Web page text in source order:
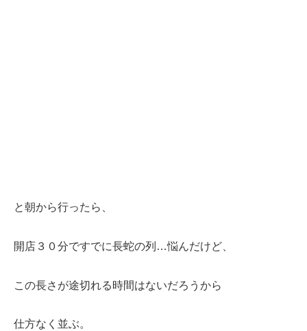
と朝から行ったら、
開店３０分ですでに長蛇の列…悩んだけど、
この長さが途切れる時間はないだろうから
仕方なく並ぶ。